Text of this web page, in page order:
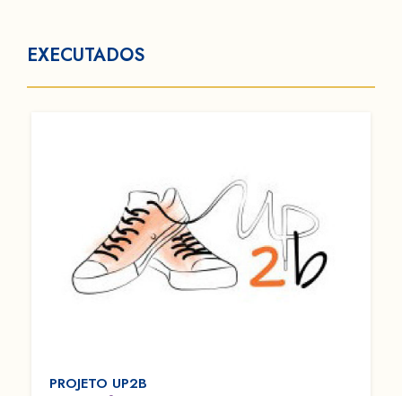
EXECUTADOS
PROJETO UP2B